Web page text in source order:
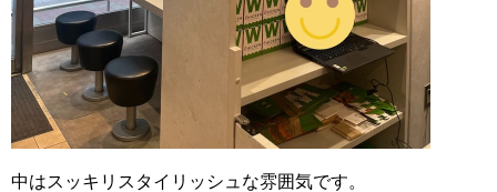
中はスッキリスタイリッシュな雰囲気です。